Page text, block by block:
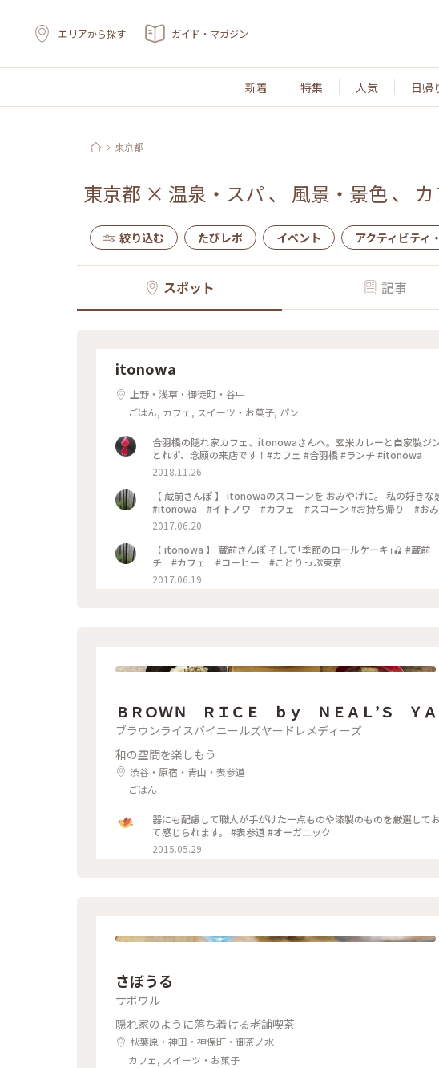
エリアから探す ガイド・マガジン
新着 特集 人気 日帰
東京都
東京都 × 温泉・スパ 、 風景・景色 、
絞り込む たびレポ イベント アクティビティ
スポット 記事
itonowa
上野・浅草・御徒町・谷中
ごはん, カフェ, スイーツ・お菓子, パン
合羽橋の隠れ家カフェ、itonowaさんへ。玄米カレーと自家製ジ
とれず、念願の来店です！#カフェ #合羽橋 #ランチ #itonowa
2018.11.26
【 蔵前さんぽ 】 itonowaのスコーンを おみやげに。 私の好き
#itonowa #イトノワ #カフェ #スコーン #お持ち帰り #おみ
2017.06.20
【 itonowa 】 蔵前さんぽ そして｢季節のロールケーキ｣🍒 #蔵前 #itonowa #イトノワ #イイホシユミコ #ラン
チ #カフェ #コーヒー #ことりっぷ東京
2017.06.19
ＢＲＯＷＮ ＲＩＣＥ ｂｙ ＮＥＡＬ’Ｓ Ｙ
ＤＩＥＳ
ブラウンライスバイニールズヤードレメディーズ
和の空間を楽しもう
渋谷・原宿・青山・表参道
ごはん
器にも配慮して職人が手がけた一点ものや漆製のものを厳選して
て感じられます。 #表参道 #オーガニック
2015.05.29
さぼうる
サボウル
隠れ家のように落ち着ける老舗喫茶
秋葉原・神田・神保町・御茶ノ水
カフェ, スイーツ・お菓子